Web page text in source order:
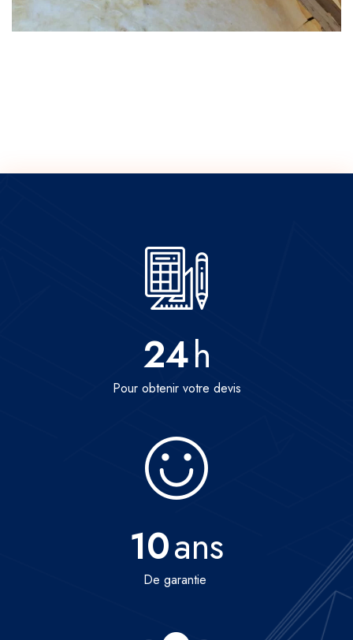
24h
Pour obtenir votre devis
10ans
De garantie